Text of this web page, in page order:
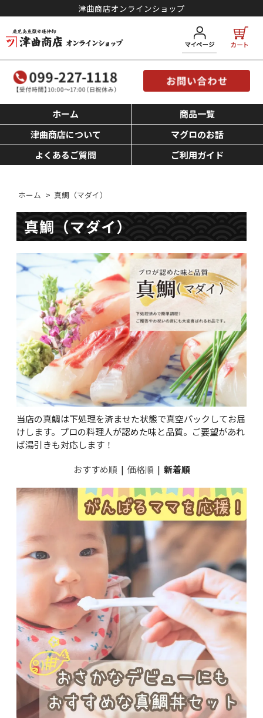
津曲商店オンラインショップ
ホーム
商品一覧
津曲商店について
マグロのお話
よくあるご質問
ご利用ガイド
ホーム > 真鯛（マダイ）
真鯛（マダイ）
当店の真鯛は下処理を済ませた状態で真空パックしてお届
けします。プロの料理人が認めた味と品質。ご要望があれ
ば湯引きも対応します！
おすすめ順 | 価格順 | 新着順